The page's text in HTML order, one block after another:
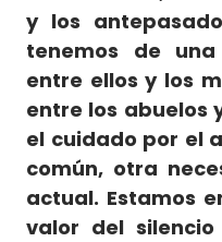
y los
tenemos de una
entre ellos y los
entre los abuelos
el cuidado por el
común, otra
actual. Estamos
valor del